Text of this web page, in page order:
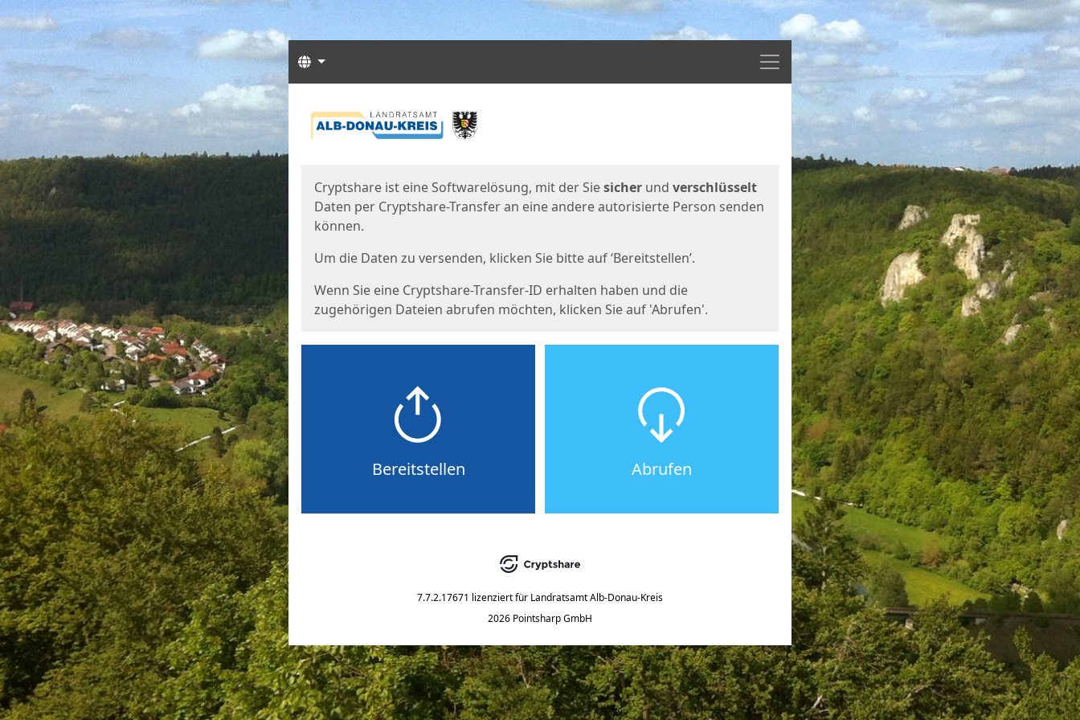
Menü
Sprachen
Cryptshare ist eine Softwarelösung, mit der Siesicher und verschlüsselt
Daten per Cryptshare-Transfer an eine andere autorisierte Person senden
können.
Um die Daten zu versenden, klicken Sie bitte auf ‘Bereitstellen’.
Wenn Sie eine Cryptshare-Transfer-ID erhalten haben und die
zugehörigen Dateien abrufen möchten, klicken Sie auf 'Abrufen'.
Bereitstellen Abrufen
7.7.2.17671 lizenziert für Landratsamt Alb-Donau-Kreis
2026 Pointsharp GmbH